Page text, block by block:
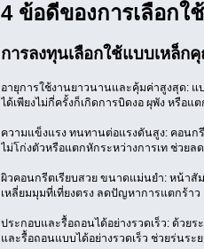
4 ข้อดีของการเลือก
การลงทุนเลือกใช้แบบเหล็ก
อายุการใช้งานยาวนานและคุ้มค่าสูงสุด:
ได้เพียงไม่กี่ครั้งก็เกิดการบิดงอ ผุพัง หรือ
ความแข็งแรง ทนทานต่อแรงดันสูง: คอนก
ไม่โก่งตัวหรือแตกหักระหว่างการเท ช่วยล
ผิวคอนกรีตเรียบสวย ขนาดแม่นยำ: หน้าสั
เหลี่ยมมุมที่เที่ยงตรง ลดปัญหาการแตกร้า
ประกอบและรื้อถอนได้อย่างรวดเร็ว: ด้วย
และรื้อถอนแบบได้อย่างรวดเร็ว ช่วยร่นร